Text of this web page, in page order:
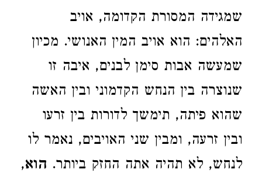
שמגידה המסורת הקדומה, אויב
האלהים: הוא אויב המין האנושי. מכיון
שמעשה אבות סימן לבנים, איבה זו
שנוצרה בין הנחש הקדמוני ובין האשה
שהוא פיתה, תימשך לדורות בין זרעו
ובין זרעה, ומבין שני האויבים, נאמר לו
לנחש, לא תהיה אתה החזק ביותר. הוא,